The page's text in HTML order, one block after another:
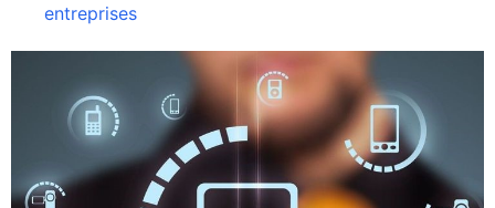
entreprises